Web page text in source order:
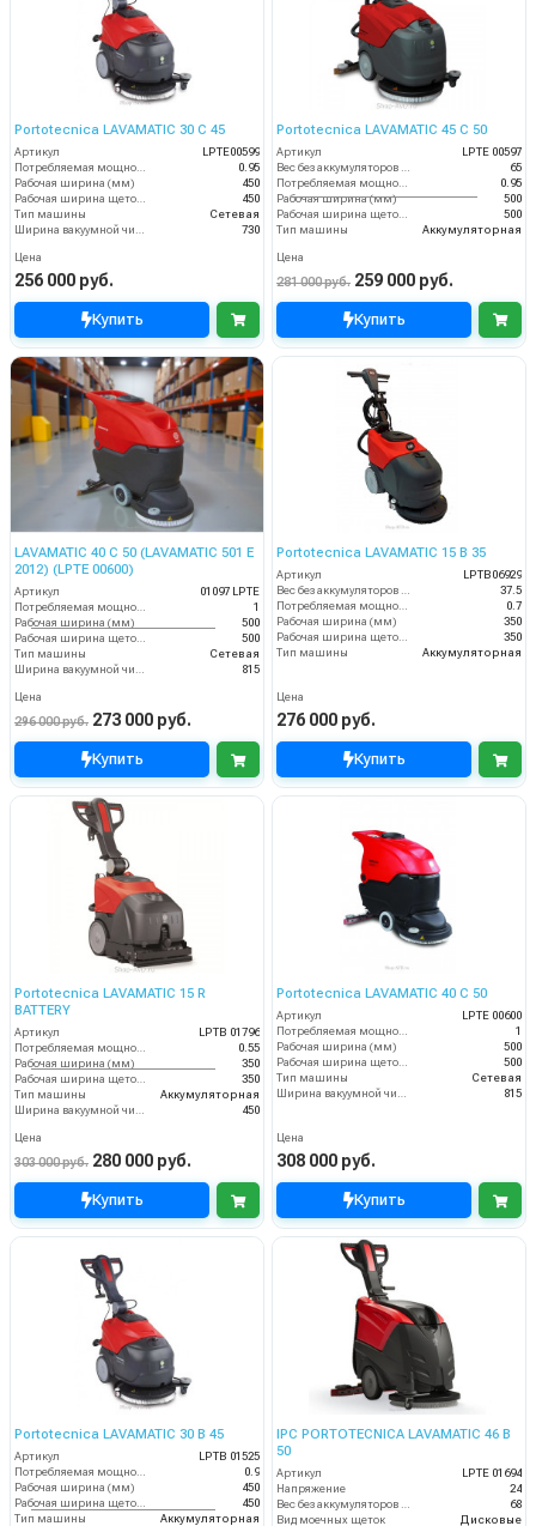
Portotecnica LAVAMATIC 30 С 45
Артикул
LPTE00599
0.95
Рабочая ширина (мм)
450
450
Тип машины
Сетевая
730
Цена
256 000 руб.
Купить
Portotecnica LAVAMATIC 45 C 50
Артикул
LPTЕ 00597
65
0.95
Рабочая ширина (мм)
500
500
Тип машины
Аккумуляторная
Цена
281 000 руб. 259 000 руб.
Купить
LAVAMATIC 40 C 50 (LAVAMATIC 501 E
2012) (LPTE 00600)
Артикул
01097 LPTE
Потребляемая мощность (кВт)
1
Рабочая ширина (мм)
500
Рабочая ширина щеток (мм)
500
Тип машины
Сетевая
Ширина вакуумной чистки (мм)
815
Цена
296 000 руб. 273 000 руб.
Купить
Portotecnica LAVAMATIC 15 B 35
Артикул
LPTB06929
Вес без аккумуляторов (кг)
37.5
Потребляемая мощность (кВт)
0.7
Рабочая ширина (мм)
350
Рабочая ширина щеток (мм)
350
Тип машины
Аккумуляторная
Цена
276 000 руб.
Купить
Portotecnica LAVAMATIC 15 R
BATTERY
Артикул
LPTB 01796
Потребляемая мощность (кВт)
0.55
Рабочая ширина (мм)
350
Рабочая ширина щеток (мм)
350
Тип машины
Аккумуляторная
Ширина вакуумной чистки (мм)
450
Цена
303 000 руб. 280 000 руб.
Купить
Portotecnica LAVAMATIC 40 C 50
Артикул
LPTE 00600
Потребляемая мощность (кВт)
1
Рабочая ширина (мм)
500
Рабочая ширина щеток (мм)
500
Тип машины
Сетевая
Ширина вакуумной чистки (мм)
815
Цена
308 000 руб.
Купить
Portotecnica LAVAMATIC 30 B 45
Артикул
LPTB 01525
0.9
Рабочая ширина (мм)
450
450
Тип машины
Аккумуляторная
IPC PORTOTECNICA LAVAMATIC 46 B
50
Артикул
LPTE 01694
Напряжение
24
68
Вид моечных щеток
Дисковые